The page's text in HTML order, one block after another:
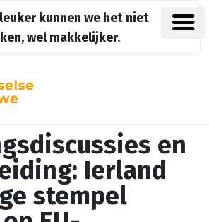
kunnen we het niet
wel makkelijker.
en
Ierland
stempel